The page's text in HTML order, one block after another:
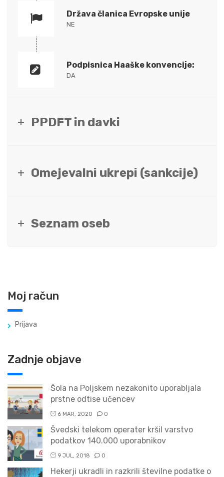
Država članica Evropske unije
NE
Podpisnica Haaške konvencije:
DA
PPDFT in davki
Omejevalni ukrepi (sankcije)
Seznam oseb
Moj račun
Prijava
Zadnje objave
Šola na Poljskem nezakonito uporabljala
prstne odtise učencev
6 MAR, 2020 0
Švedski telekom operater kršil varstvo
podatkov 140.000 uporabnikov
9 JUL, 2018 0
Hekerji ukradli in razkrili številne podatke o